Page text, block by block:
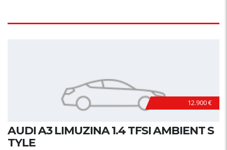
12.900 €
AUDI A3 LIMUZINA 1.4 TFSI AMBIENT S
TYLE